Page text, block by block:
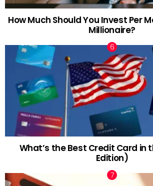
How Much Should You Invest Per
Millionaire?
What’s the Best Credit Card in
Edition)